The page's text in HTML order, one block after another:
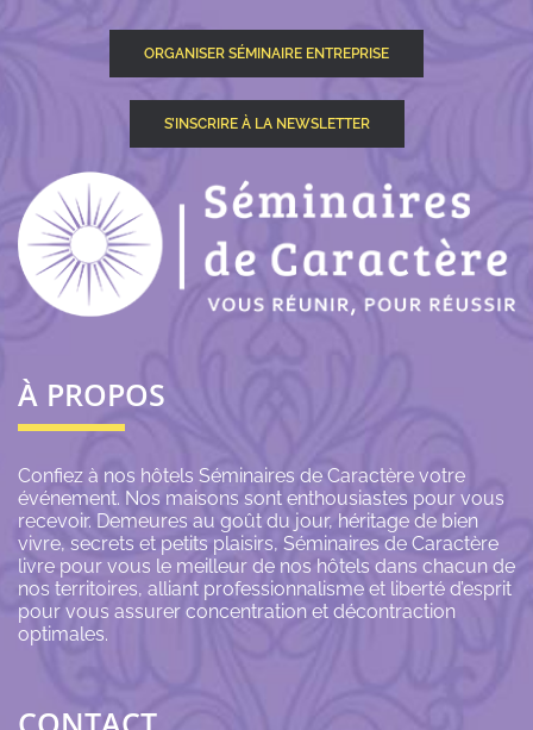
ORGANISER SÉMINAIRE ENTREPRISE
S’INSCRIRE À LA NEWSLETTER
À PROPOS
Confiez à nos hôtels Séminaires de Caractère votre
événement. Nos maisons sont enthousiastes pour vous
recevoir. Demeures au goût du jour, héritage de bien
vivre, secrets et petits plaisirs, Séminaires de Caractère
livre pour vous le meilleur de nos hôtels dans chacun de
nos territoires, alliant professionnalisme et liberté d’esprit
pour vous assurer concentration et décontraction
optimales.